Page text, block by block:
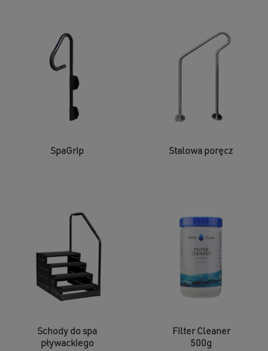
SpaGrip Stalowa poręcz
Schody do spa
pływackiego
Filter Cleaner
500g